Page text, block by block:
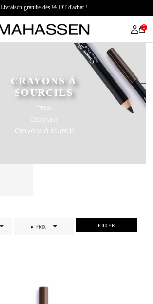
Livraison gratuite dès 99 DT d'achat !
0
CRAYONS À
SOURCILS
Yeux
Crayons
Crayons à sourcils
PRIX FILTER